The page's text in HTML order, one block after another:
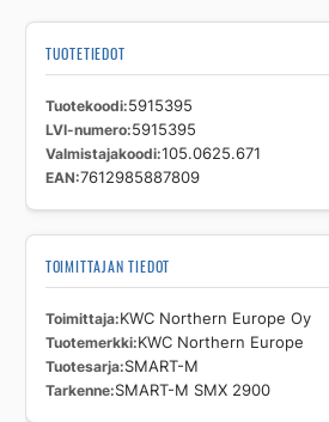
TUOTETIEDOT
Tuotekoodi 5915395
LVI-numero 5915395
Valmistajakoodi 105.0625.671
EAN 7612985887809
TOIMITTAJAN TIEDOT
Toimittaja KWC Northern Europe Oy
Tuotemerkki KWC Northern Europe
Tuotesarja SMART-M
Tarkenne SMART-M SMX 2900